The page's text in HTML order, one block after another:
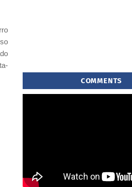
COMMENTS